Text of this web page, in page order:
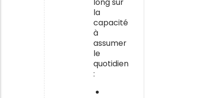
la
capacité
à
assumer
le
quotidien
: